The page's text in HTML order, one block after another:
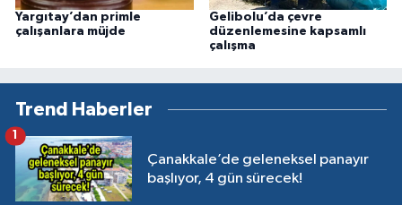
Yargıtay’dan primle
çalışanlara müjde
Gelibolu’da çevre
düzenlemesine kapsamlı
çalışma
Trend Haberler
Çanakkale’de geleneksel panayır
başlıyor, 4 gün sürecek!